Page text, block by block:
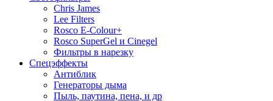
Chris James
Lee Filters
Rosco E-Colour+
Rosco SuperGel и Cinegel
Фильтры в нарезку
Спецэффекты
Антиблик
Генераторы дыма
Пыль, паутина, пена, и др